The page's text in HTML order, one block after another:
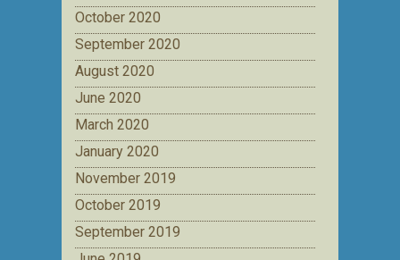
October 2020
September 2020
August 2020
June 2020
March 2020
January 2020
November 2019
October 2019
September 2019